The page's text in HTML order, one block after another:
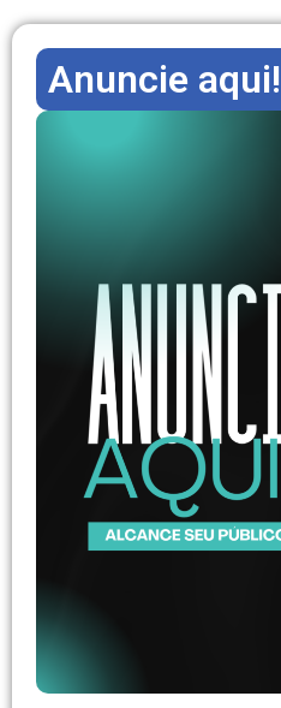
Anuncie aqui!